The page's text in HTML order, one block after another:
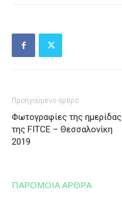
Προηγούμενο άρθρο
Φωτογραφίες της ημερίδας
της FITCE – Θεσσαλονίκη
2019
ΠΑΡΟΜΟΙΑ ΑΡΘΡΑ